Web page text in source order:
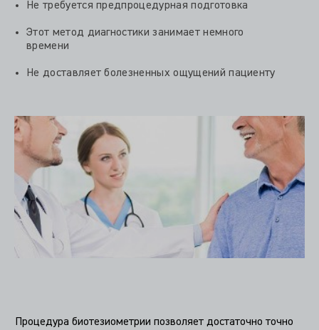
Не требуется предпроцедурная подготовка
Этот метод диагностики занимает немного
времени
Не доставляет болезненных ощущений пациенту
Процедура биотезиометрии позволяет достаточно точно